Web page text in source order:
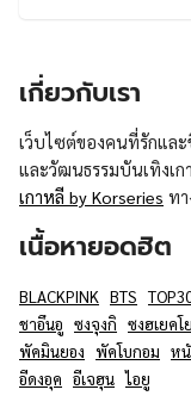
เกี่ยวกับเรา
เว็บไซต์ของคนที่รักแล
และวัฒนธรรมบันเทิงเก
เกาหลี by Korseries ทา
เนื้อหายอดฮิต
BLACKPINK BTS
ชาอึนอู ซงจุงกิ ซงฮเยคโย
พัคมินยอง พัคโบกอม ห
อีดงอุค อีเจฮุน ไอยู